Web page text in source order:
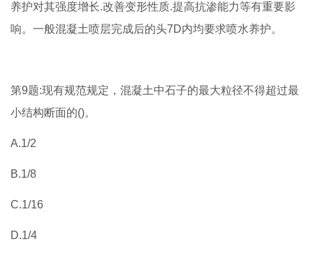
养护对其强度增长.改善变形性质.提高抗渗能力等有重要影
响。一般混凝土喷层完成后的头7D内均要求喷水养护。
第9题:现有规范规定，混凝土中石子的最大粒径不得超过最
小结构断面的()。
A.1/2
B.1/8
C.1/16
D.1/4